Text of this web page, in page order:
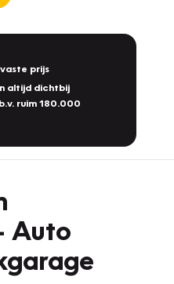
prijs
altijd dichtbij
ruim 180.000
Auto